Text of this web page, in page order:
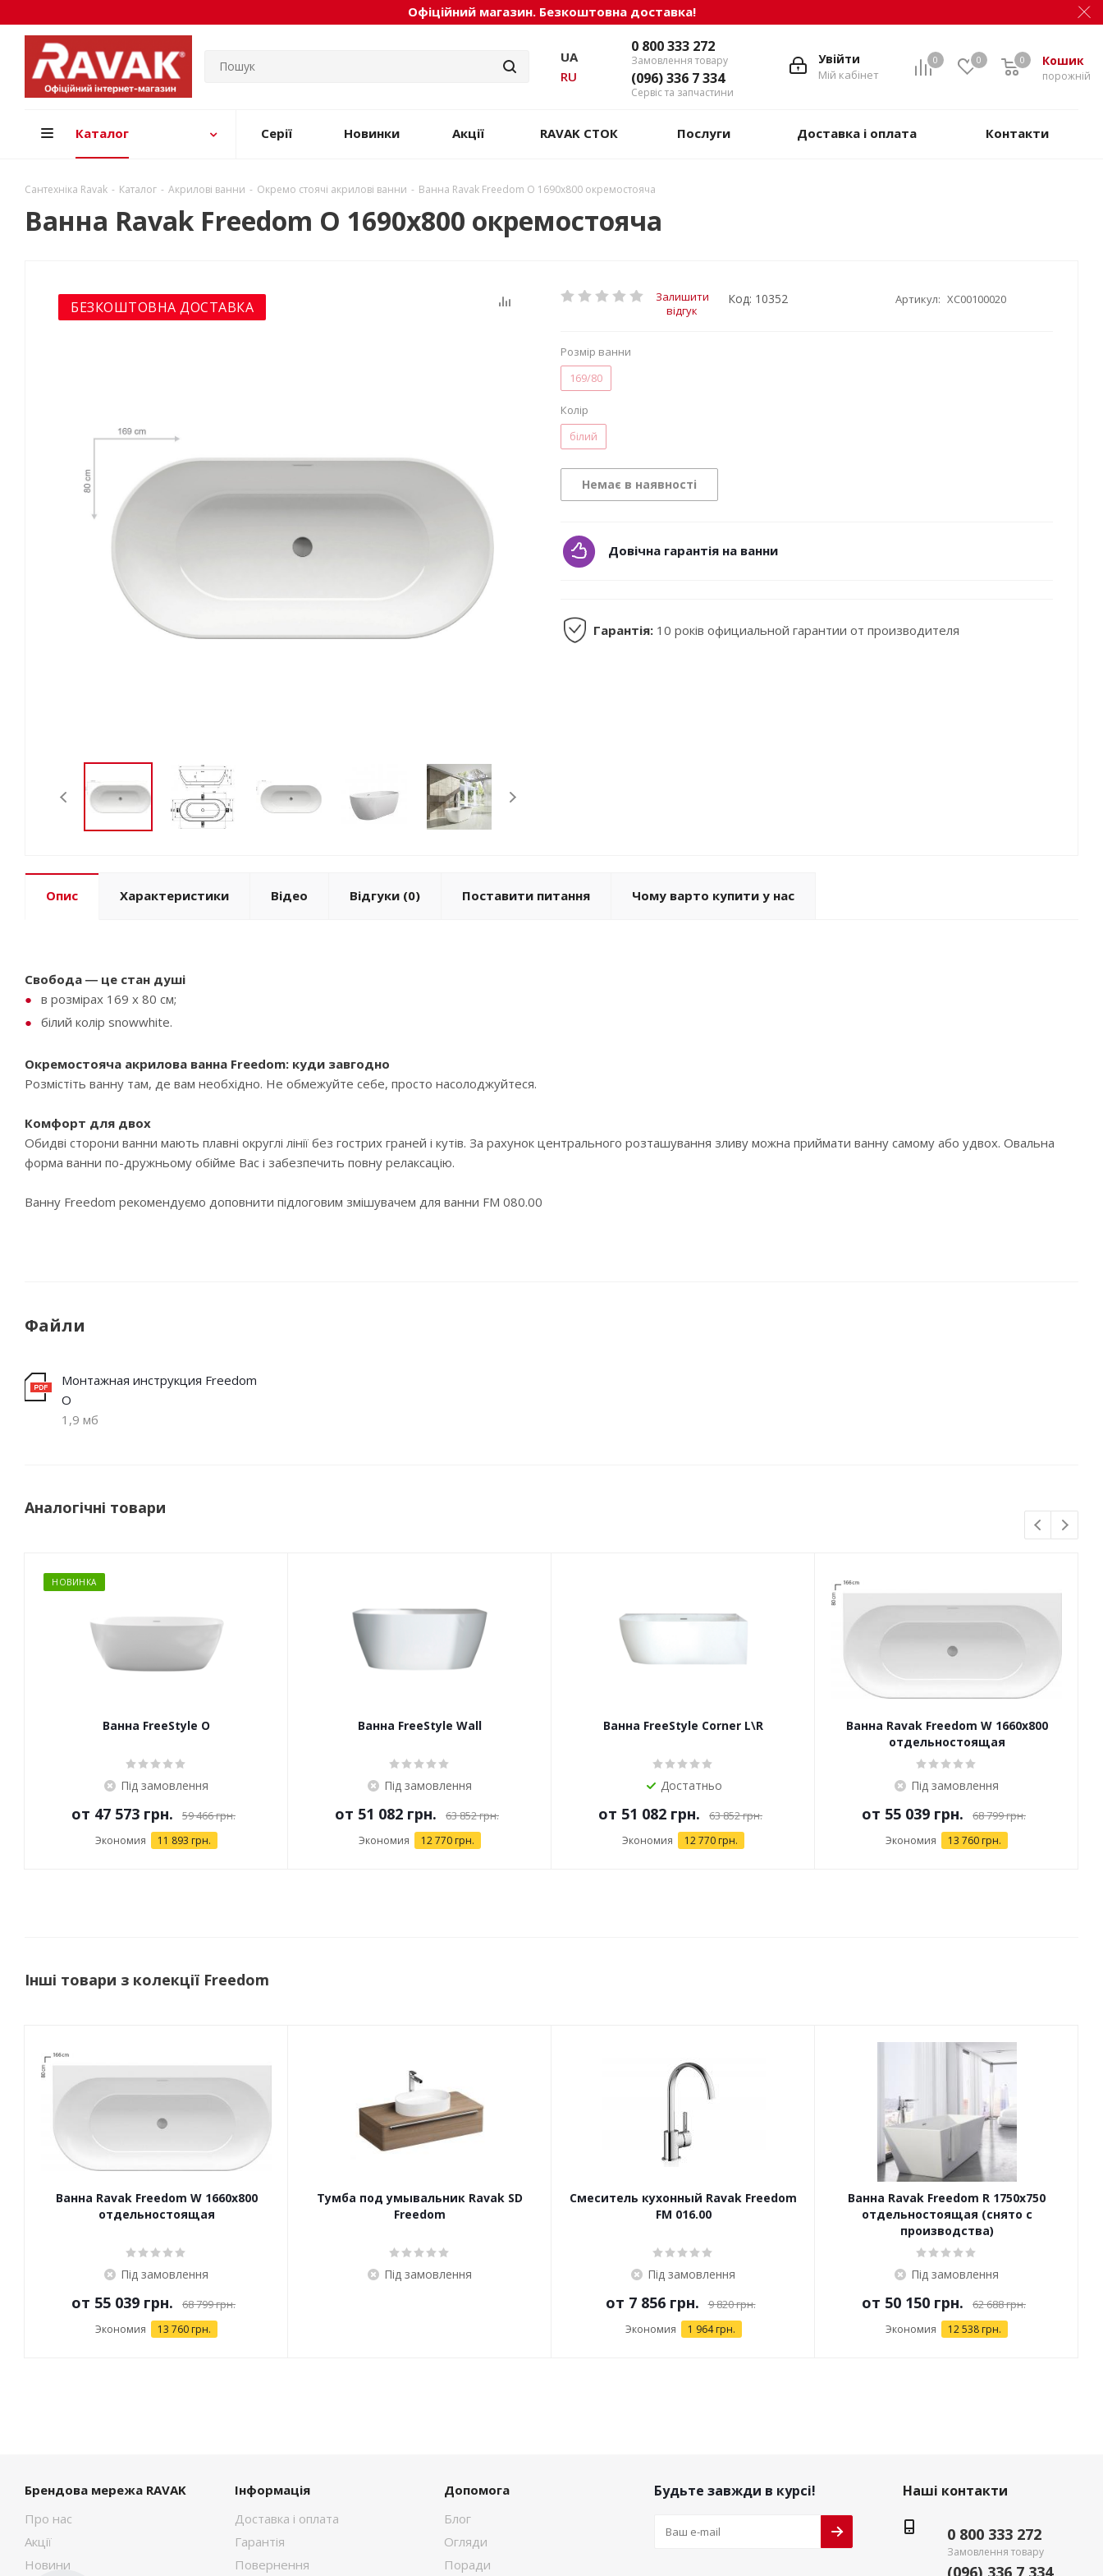
Офіційний магазин. Безкоштовна доставка!
0 0 Кошик
порожній
0
Увійти
Мій кабінет
0 800 333 272
Замовлення товару
(096) 336 7 334
Сервіс та запчастини
UA
RU
Каталог Серії Новинки Акції RAVAK СТОК Послуги Доставка і оплата Контакти
Сантехніка Ravak - Каталог - Акрилові ванни - Окремо стоячі акрилові ванни - Ванна Ravak Freedom O 1690x800 окремостояча
Ванна Ravak Freedom O 1690x800 окремостояча
БЕЗКОШТОВНА ДОСТАВКА
Залишити
відгук
Код: 10352 Артикул: XC00100020
Розмір ванни
169/80
Колір
білий
Немає в наявності
Довічна гарантія на ванни
Гарантія: 10 років официальной гарантии от производителя
Опис Характеристики Відео Відгуки (0) Поставити питання Чому варто купити у нас
Свобода ― це стан душі
в розмірах 169 x 80 см;
білий колір snowwhite.
Окремостояча акрилова ванна Freedom: куди завгодно
Розмістіть ванну там, де вам необхідно. Не обмежуйте себе, просто насолоджуйтеся.
Комфорт для двох
Обидві сторони ванни мають плавні округлі лінії без гострих граней і кутів. За рахунок центрального розташування зливу можна приймати ванну самому або удвох. Овальна
форма ванни по-дружньому обійме Вас і забезпечить повну релаксацію.
Ванну Freedom рекомендуємо доповнити підлоговим змішувачем для ванни FM 080.00
Файли
Монтажная инструкция Freedom
O
1,9 мб
Аналогічні товари
НОВИНКА
Ванна FreeStyle O
Під замовлення
от 47 573 грн. 59 466 грн.
Экономия 11 893 грн.
Ванна FreeStyle Wall
Під замовлення
от 51 082 грн. 63 852 грн.
Экономия 12 770 грн.
Ванна FreeStyle Corner L\R
Достатньо
от 51 082 грн. 63 852 грн.
Экономия 12 770 грн.
Ванна Ravak Freedom W 1660x800
отдельностоящая
Під замовлення
от 55 039 грн. 68 799 грн.
Экономия 13 760 грн.
Інші товари з колекції Freedom
Ванна Ravak Freedom W 1660x800
отдельностоящая
Під замовлення
от 55 039 грн. 68 799 грн.
Экономия 13 760 грн.
Тумба под умывальник Ravak SD
Freedom
Під замовлення
Смеситель кухонный Ravak Freedom
FM 016.00
Під замовлення
от 7 856 грн. 9 820 грн.
Экономия 1 964 грн.
Ванна Ravak Freedom R 1750x750
отдельностоящая (снято с
производства)
Під замовлення
от 50 150 грн. 62 688 грн.
Экономия 12 538 грн.
Брендова мережа RAVAK
Про нас
Акції
Новини
Інформація
Доставка і оплата
Гарантія
Повернення
Допомога
Блог
Огляди
Поради
Будьте завжди в курсі! Наші контакти
0 800 333 272
Замовлення товару
(096) 336 7 334